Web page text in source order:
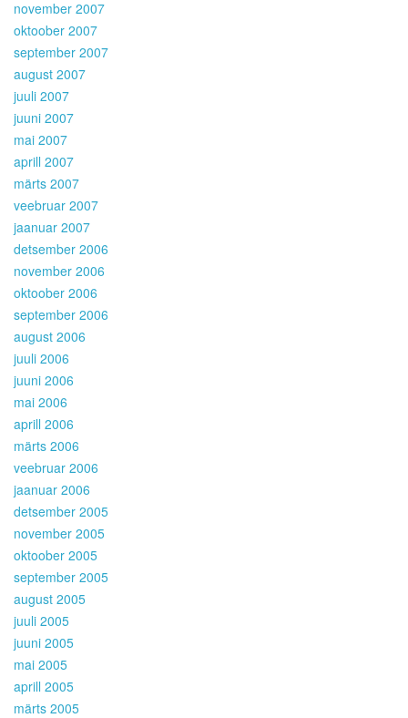
november 2007
oktoober 2007
september 2007
august 2007
juuli 2007
juuni 2007
mai 2007
aprill 2007
märts 2007
veebruar 2007
jaanuar 2007
detsember 2006
november 2006
oktoober 2006
september 2006
august 2006
juuli 2006
juuni 2006
mai 2006
aprill 2006
märts 2006
veebruar 2006
jaanuar 2006
detsember 2005
november 2005
oktoober 2005
september 2005
august 2005
juuli 2005
juuni 2005
mai 2005
aprill 2005
märts 2005